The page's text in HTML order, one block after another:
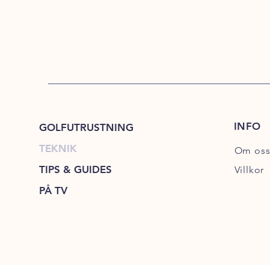
GOLFUTRUSTNING
TEKNIK
TIPS & GUIDES
PÅ TV
INFO
Om oss
Villkor